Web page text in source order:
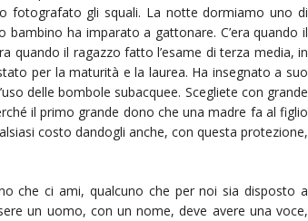
fotografato gli squali. La notte dormiamo uno di
bambino ha imparato a gattonare. C’era quando il
quando il ragazzo fatto l’esame di terza media, in
per la maturità e la laurea. Ha insegnato a suo
delle bombole subacquee. Scegliete con grande
il primo grande dono che una madre fa al figlio
costo dandogli anche, con questa protezione,
che ci ami, qualcuno che per noi sia disposto a
un uomo, con un nome, deve avere una voce,